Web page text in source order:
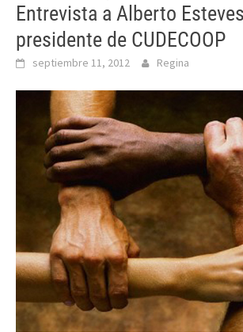
Entrevista a Alberto
presidente de CUDECOOP
septiembre 11, 2012 Regina